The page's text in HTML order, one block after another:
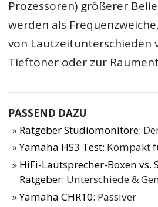
Prozessoren) größerer
werden als
von Lautzeitunterschieden
Tieftöner oder zur
PASSEND DAZU
Ratgeber Studiomonitore:
Yamaha HS3 Test: Kompakt
HiFi-Lautsprecher-Boxen
Ratgeber: Unterschiede &
Yamaha CHR10: Passiver